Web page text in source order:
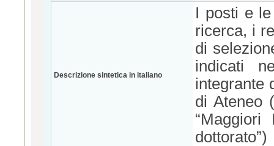
Descrizione sintetica in italiano
I posti e
ricerca, i
di
indicati
integrante
di Ateneo
dottorato”)